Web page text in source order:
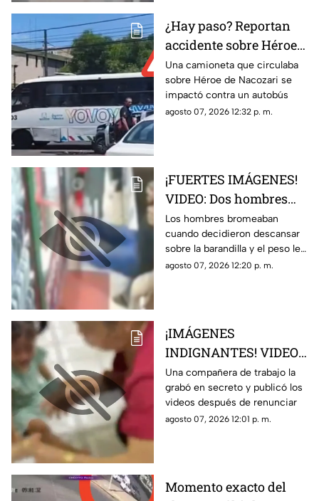
¿Hay paso? Reportan
accidente sobre Héroe
de Nacozari y Vasco de
Gama
Una camioneta que circulaba
sobre Héroe de Nacozari se
impactó contra un autobús
agosto 07, 2026 12:32 p. m.
¡FUERTES IMÁGENES!
VIDEO: Dos hombres
caen de la barandilla
de un mercado tras
perder el equilibrio
cuando uno cargaba el
Los hombres bromeaban
cuando decidieron descansar
sobre la barandilla y el peso les
ganó el equilibrio
agosto 07, 2026 12:20 p. m.
¡IMÁGENES
INDIGNANTES! VIDEO:
Graban a cuidadora en
guardería maltratando
y torturando a los
niños
Una compañera de trabajo la
grabó en secreto y publicó los
videos después de renunciar
agosto 07, 2026 12:01 p. m.
Momento exacto del